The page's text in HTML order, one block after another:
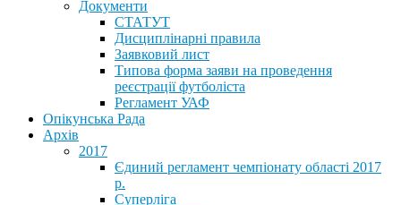
Документи
СТАТУТ
Дисциплінарні правила
Заявковий лист
Типова форма заяви на проведення
реєстрації футболіста
Регламент УАФ
Опікунська Рада
Архів
2017
Єдиний регламент чемпіонату області 2017
р.
Суперліга